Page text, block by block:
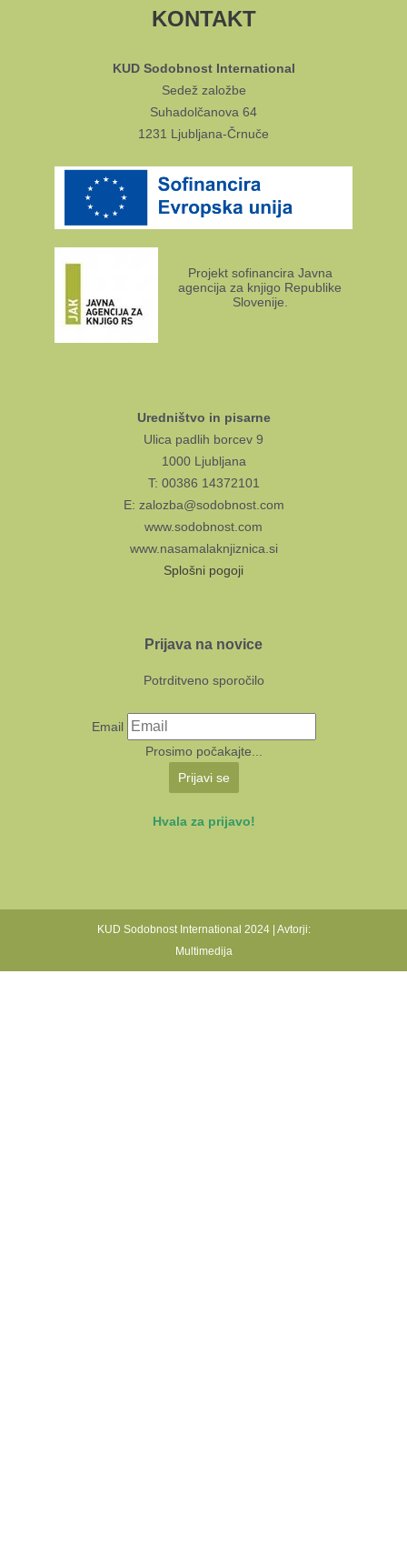
KONTAKT
KUD Sodobnost International
Sedež založbe
Suhadolčanova 64
1231 Ljubljana-Črnuče
Projekt sofinancira Javna
agencija za knjigo Republike
Slovenije.
Uredništvo in pisarne
Ulica padlih borcev 9
1000 Ljubljana
T: 00386 14372101
E: zalozba@sodobnost.com
www.sodobnost.com
www.nasamalaknjiznica.si
Splošni pogoji
Prijava na novice
Potrditveno sporočilo
Email
Prosimo počakajte...
Prijavi se
Hvala za prijavo!
KUD Sodobnost International 2024 | Avtorji:
Multimedija